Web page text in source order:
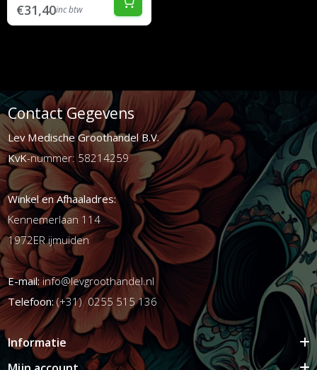
€31,40inc btw
Contact Gegevens
Lev Medische Groothandel B.V.
KvK-nummer: 58214259
Winkel en Afhaaladres:
Kennemerlaan 114
1972ER ijmuiden
E-mail:info@levgroothandel.nl
Telefoon:(+31) 0255 515 136
Informatie